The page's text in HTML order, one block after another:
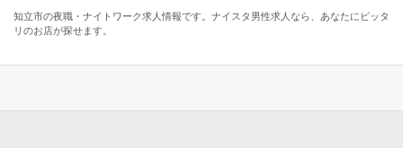
知立市の夜職・ナイトワーク求人情報です。ナイスタ男性求人なら、あなたにピッタ
リのお店が探せます。